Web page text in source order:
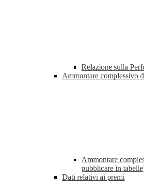
Relazione sulla
Ammontare complessivo
Ammontare
pubblicare in
Dati relativi ai premi